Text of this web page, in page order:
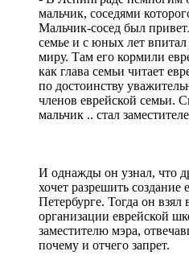
мальчик, соседями
Мальчик-сосед был
семье и с юных лет
миру. Там его кормили
как глава семьи читает
по достоинству
членов еврейской семьи.
мальчик .. стал
И однажды он узнал, что
хочет разрешить
Петербурге. Тогда он
организации еврейской
заместителю мэра,
почему и отчего запрет.